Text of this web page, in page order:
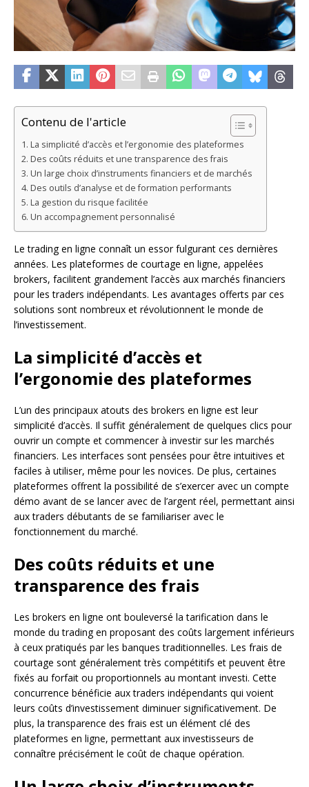
Contenu de l'article
La simplicité d’accès et l’ergonomie des plateformes
Des coûts réduits et une transparence des frais
Un large choix d’instruments financiers et de marchés
Des outils d’analyse et de formation performants
La gestion du risque facilitée
Un accompagnement personnalisé
Le trading en ligne connaît un essor fulgurant ces dernières
années. Les plateformes de courtage en ligne, appelées
brokers, facilitent grandement l’accès aux marchés financiers
pour les traders indépendants. Les avantages offerts par ces
solutions sont nombreux et révolutionnent le monde de
l’investissement.
La simplicité d’accès et
l’ergonomie des plateformes
L’un des principaux atouts des brokers en ligne est leur
simplicité d’accès. Il suffit généralement de quelques clics pour
ouvrir un compte et commencer à investir sur les marchés
financiers. Les interfaces sont pensées pour être intuitives et
faciles à utiliser, même pour les novices. De plus, certaines
plateformes offrent la possibilité de s’exercer avec un compte
démo avant de se lancer avec de l’argent réel, permettant ainsi
aux traders débutants de se familiariser avec le
fonctionnement du marché.
Des coûts réduits et une
transparence des frais
Les brokers en ligne ont bouleversé la tarification dans le
monde du trading en proposant des coûts largement inférieurs
à ceux pratiqués par les banques traditionnelles. Les frais de
courtage sont généralement très compétitifs et peuvent être
fixés au forfait ou proportionnels au montant investi. Cette
concurrence bénéficie aux traders indépendants qui voient
leurs coûts d’investissement diminuer significativement. De
plus, la transparence des frais est un élément clé des
plateformes en ligne, permettant aux investisseurs de
connaître précisément le coût de chaque opération.